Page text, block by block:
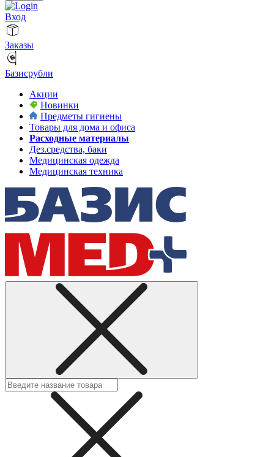
Вход
Заказы
Базисрубли
Акции
Новинки
Предметы гигиены
Товары для дома и офиса
Расходные материалы
Дез.средства, баки
Медицинская одежда
Медицинская техника